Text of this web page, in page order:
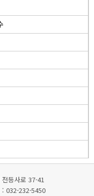
등사로 37-41
: 032-232-5450